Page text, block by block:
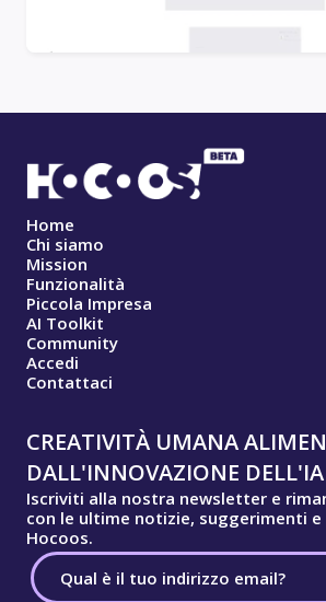
Home
Chi siamo
Mission
Funzionalità
Piccola Impresa
AI Toolkit
Community
Accedi
Contattaci
CREATIVITÀ UMANA
DALL'INNOVAZIONE DELL'IA
Iscriviti alla nostra newsletter e
con le ultime notizie, suggerimenti e
Hocoos.